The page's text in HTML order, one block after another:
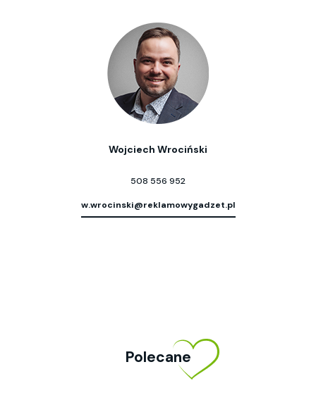
Wojciech Wrociński
508 556 952
w.wrocinski@reklamowygadzet.pl
Polecane